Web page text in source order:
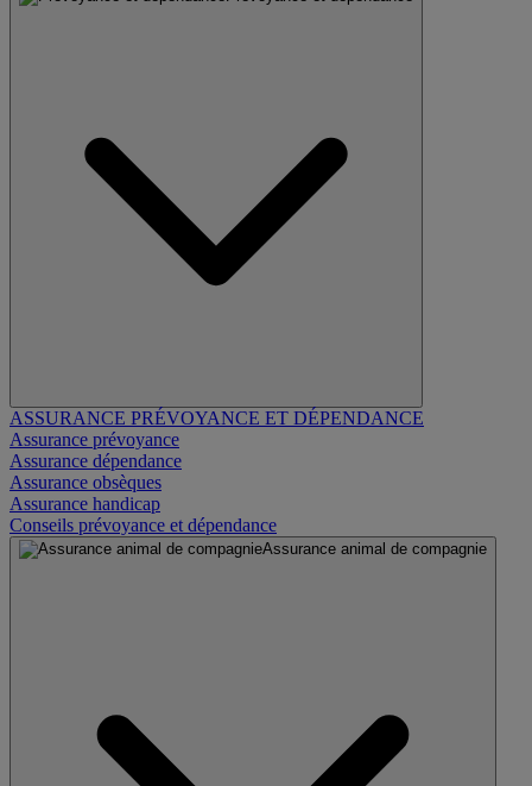
ASSURANCE PRÉVOYANCE ET DÉPENDANCE
Assurance prévoyance
Assurance dépendance
Assurance obsèques
Assurance handicap
Conseils prévoyance et dépendance
Assurance animal de compagnie